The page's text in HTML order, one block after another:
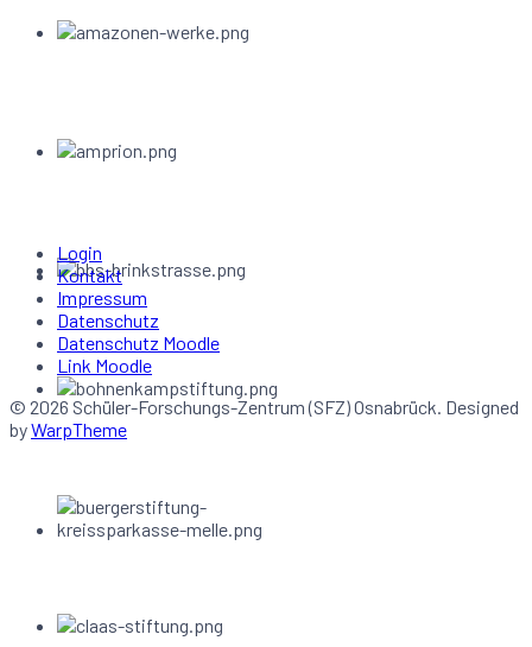
Login
Kontakt
Impressum
Datenschutz
Datenschutz Moodle
Link Moodle
© 2026 Schüler-Forschungs-Zentrum (SFZ) Osnabrück. Designed
byWarpTheme